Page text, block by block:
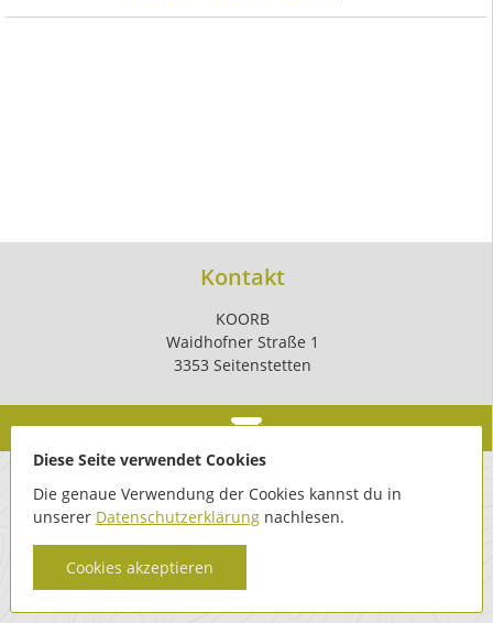
Kontakt
KOORB
Waidhofner Straße 1
3353 Seitenstetten
Diese Seite verwendet Cookies
Die genaue Verwendung der Cookies kannst du in
unserer Datenschutzerklärungnachlesen.
Cookies akzeptieren